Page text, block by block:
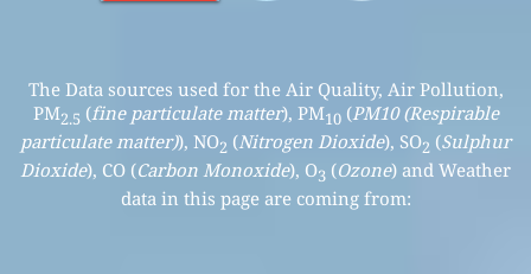
The Data sources used for the Air Quality, Air Pollution,
PM2.5 (fine particulate matter), PM10(PM10 (Respirable
particulate matter)), NO2 (Nitrogen Dioxide), SO2 (Sulphur
Dioxide), CO (Carbon Monoxide), O3 (Ozone) and Weather
data in this page are coming from: